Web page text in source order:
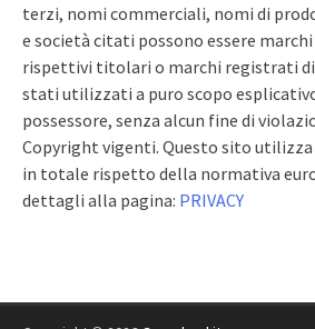
terzi, nomi commerciali, nomi di
e società citati possono essere
rispettivi titolari o marchi registrati di
stati utilizzati a puro scopo
possessore, senza alcun fine di
Copyright vigenti. Questo sito
in totale rispetto della normativa
dettagli alla pagina: PRIVACY